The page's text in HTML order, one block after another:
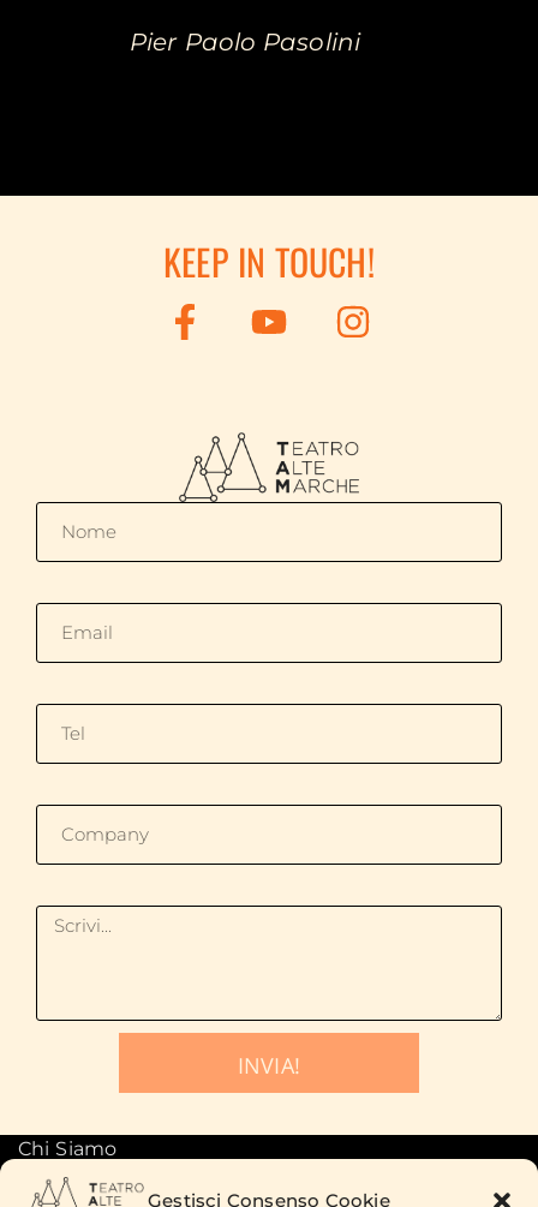
Gestisci Consenso Cookie
Pier Paolo Pasolini​
KEEP IN TOUCH!
INVIA!
Chi Siamo
Produzioni